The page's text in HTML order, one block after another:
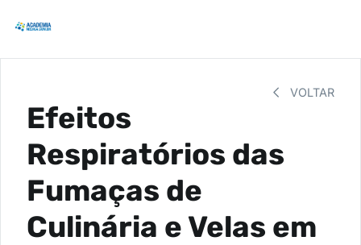
VOLTAR
Efeitos
Respiratórios das
Fumaças de
Culinária e Velas em